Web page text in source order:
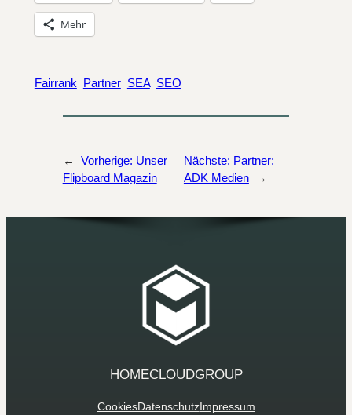
Mehr
Fairrank Partner SEA SEO
← Vorherige: Unser
Flipboard Magazin
Nächste: Partner:
ADK Medien
→
HOMECLOUDGROUP
CookiesDatenschutzImpressum